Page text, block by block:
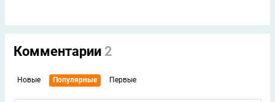
Комментарии 2
Новые Популярные Первые